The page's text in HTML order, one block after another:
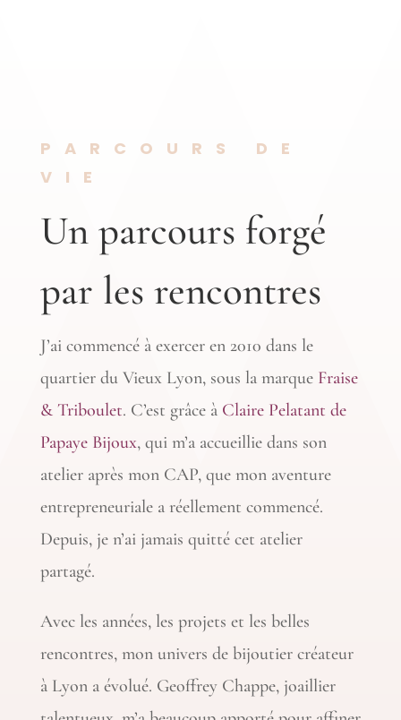
PARCOURS DE
VIE
Un parcours forgé
par les rencontres
J’ai commencé à exercer en 2010 dans le
quartier du Vieux Lyon, sous la marque Fraise
& Triboulet. C’est grâce à Claire Pelatant de
Papaye Bijoux, qui m’a accueillie dans son
atelier après mon CAP, que mon aventure
entrepreneuriale a réellement commencé.
Depuis, je n’ai jamais quitté cet atelier
partagé.
Avec les années, les projets et les belles
rencontres, mon univers de bijoutier créateur
à Lyon a évolué. Geoffrey Chappe, joaillier